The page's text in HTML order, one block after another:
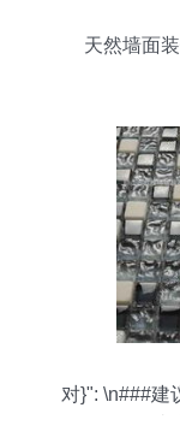
天然墙面
对}": \n###建